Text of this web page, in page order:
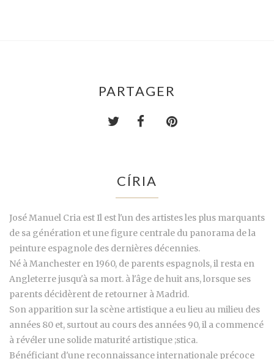
PARTAGER
CÍRIA
José Manuel Cria est Il est l'un des artistes les plus marquants
de sa génération et une figure centrale du panorama de la
peinture espagnole des dernières décennies.
Né à Manchester en 1960, de parents espagnols, il resta en
Angleterre jusqu'à sa mort. à l'âge de huit ans, lorsque ses
parents décidèrent de retourner à Madrid.
Son apparition sur la scène artistique a eu lieu au milieu des
années 80 et, surtout au cours des années 90, il a commencé
à révéler une solide maturité artistique ;stica.
Bénéficiant d'une reconnaissance internationale précoce